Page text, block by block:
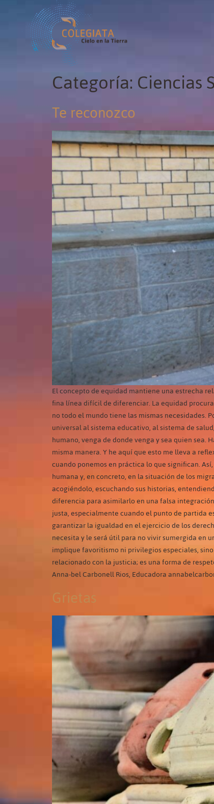
Categoría:Ciencias
Te reconozco
El concepto de equidad mantiene una estrecha
fina línea difícil de diferenciar. La equidad
no todo el mundo tiene las mismas necesidades.
universal al sistema educativo, al sistema de
humano, venga de donde venga y sea quien
misma manera. Y he aquí que esto me lleva a
cuando ponemos en práctica lo que significan.
humana y, en concreto, en la situación de los
acogiéndolo, escuchando sus historias,
diferencia para asimilarlo en una falsa
justa, especialmente cuando el punto de partida
garantizar la igualdad en el ejercicio de los
necesita y le será útil para no vivir sumergida en
implique favoritismo ni privilegios especiales,
relacionado con la justicia; es una forma de
Anna-bel Carbonell Rios, Educadora
Grietas